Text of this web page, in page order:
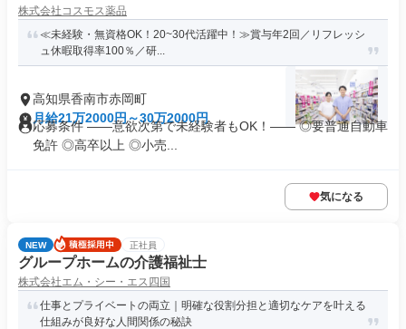
株式会社コスモス薬品
≪未経験・無資格OK！20~30代活躍中！≫賞与年2回／リフレッシ
ュ休暇取得率100％／研...
高知県香南市赤岡町
月給21万2000円～30万2000円
応募条件 ――意欲次第で未経験者もOK！―― ◎要普通自動車
免許 ◎高卒以上 ◎小売...
気になる
NEW 正社員
グループホームの介護福祉士
株式会社エム・シー・エス四国
仕事とプライベートの両立｜明確な役割分担と適切なケアを叶える
仕組みが良好な人間関係の秘訣